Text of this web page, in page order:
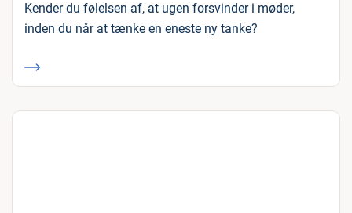
Kender du følelsen af, at ugen forsvinder i møder,
inden du når at tænke en eneste ny tanke?